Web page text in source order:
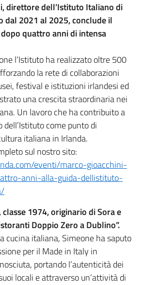
direttore dell’Istituto Italiano di
dal 2021 al 2025, conclude il
quattro anni di intensa
l’Istituto ha realizzato oltre 500
la rete di collaborazioni
festival e istituzioni irlandesi ed
una crescita straordinaria nei
Un lavoro che ha contribuito a
dell’Istituto come punto di
italiana in Irlanda.
sul nostro sito:
eventi/marco-gioacchini-
anni-alla-guida-dellistituto-
classe 1974, originario di Sora e
Doppio Zero a Dublino”.
cucina italiana, Simeone ha saputo
per il Made in Italy in
portando l’autenticità dei
locali e attraverso un’attività di